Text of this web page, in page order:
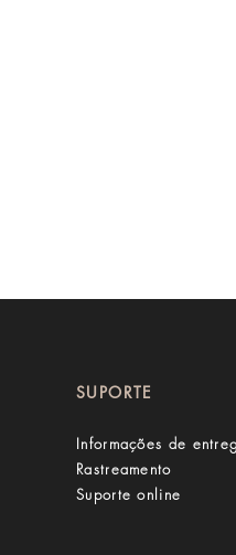
SUPORTE
Informações de
Rastreamento
Suporte online